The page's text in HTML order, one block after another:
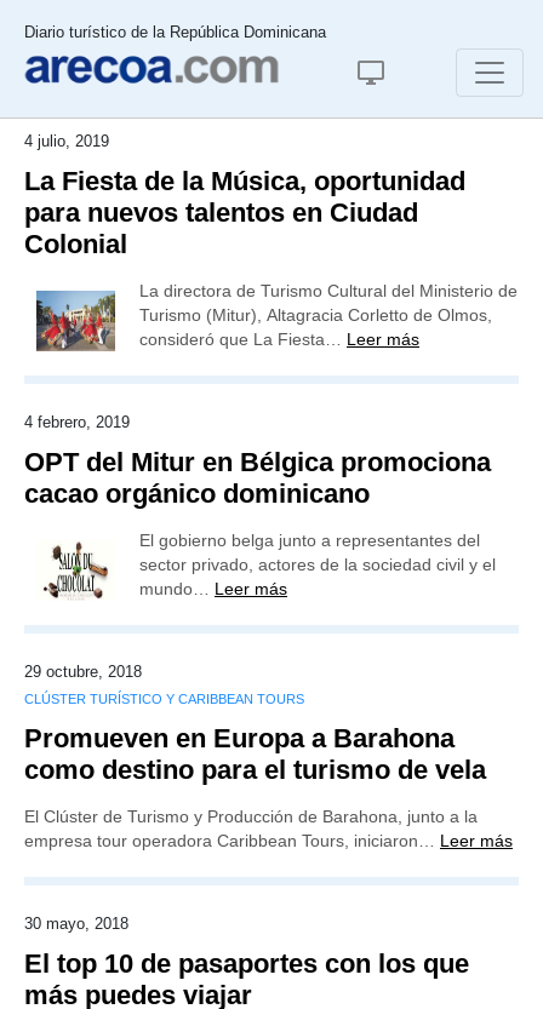
Diario turístico de la República Dominicana
4 julio, 2019
La Fiesta de la Música, oportunidad
para nuevos talentos en Ciudad
Colonial
La directora de Turismo Cultural del Ministerio de
Turismo (Mitur), Altagracia Corletto de Olmos,
consideró que La Fiesta… Leer más
4 febrero, 2019
OPT del Mitur en Bélgica promociona
cacao orgánico dominicano
El gobierno belga junto a representantes del
sector privado, actores de la sociedad civil y el
mundo… Leer más
29 octubre, 2018
CLÚSTER TURÍSTICO Y CARIBBEAN TOURS
Promueven en Europa a Barahona
como destino para el turismo de vela
El Clúster de Turismo y Producción de Barahona, junto a la
empresa tour operadora Caribbean Tours, iniciaron… Leer más
30 mayo, 2018
El top 10 de pasaportes con los que
más puedes viajar